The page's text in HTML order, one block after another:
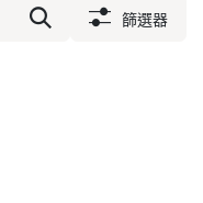
篩選器